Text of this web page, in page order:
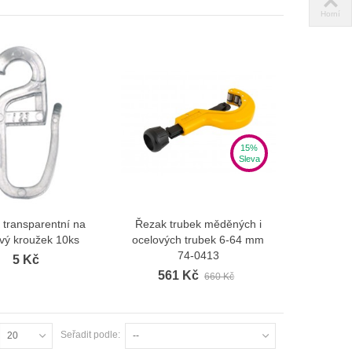
Zobrazit více
transparentní na
kroužek 10ks
5 Kč
15%
Sleva
Zobrazit více
Řezak trubek měděných i
ocelových trubek 6-64 mm
74-0413
561 Kč 660 Kč
Seřadit podle: --
20
Horní